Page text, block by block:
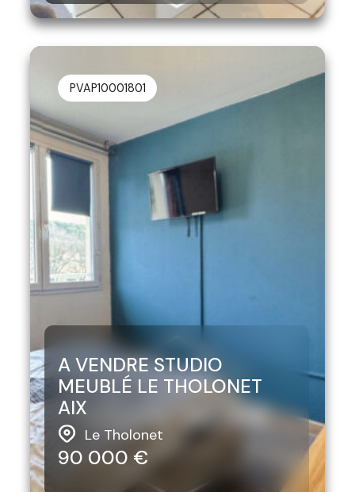
PVAP10001801
A VENDRE STUDIO
MEUBLÉ LE THOLONET
AIX
Le Tholonet
90 000 €